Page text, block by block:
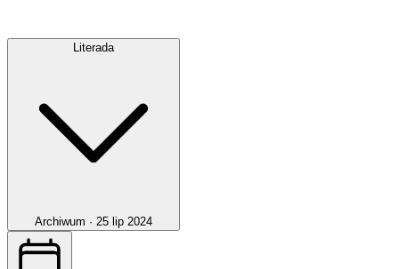
Literada
Archiwum · 25 lip 2024